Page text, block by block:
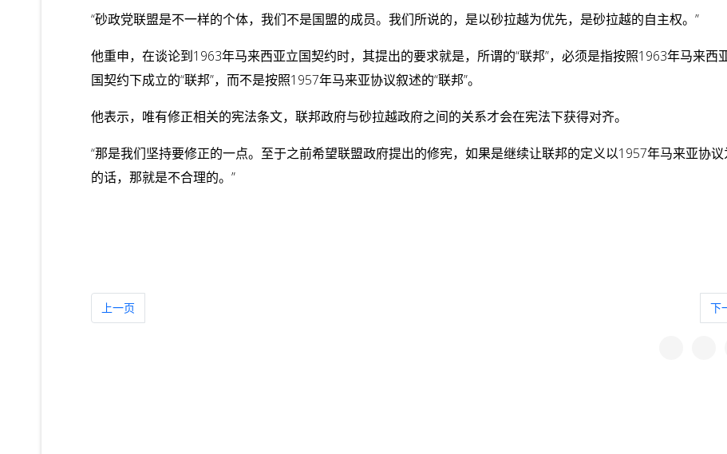
“砂政党联盟是不一样的个体，我们不是国盟的成员。我们所说的，是以砂拉越为优先，是砂拉越的自主权。”
他重申，在谈论到1963年马来西亚立国契约时，其提出的要求就是，所谓的“联邦”，必须是指按照1963年马来西
国契约下成立的“联邦”，而不是按照1957年马来亚协议叙述的“联邦”。
他表示，唯有修正相关的宪法条文，联邦政府与砂拉越政府之间的关系才会在宪法下获得对齐。
“那是我们坚持要修正的一点。至于之前希望联盟政府提出的修宪，如果是继续让联邦的定义以1957年马来亚协议
的话，那就是不合理的。”
上一篇文章: 慕尤丁:砂拉越及沙巴是“邦”不是“州”!
上一页 下
下